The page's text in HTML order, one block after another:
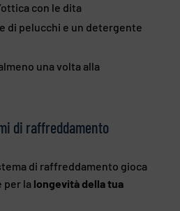
con le dita
di pelucchi e un detergente
una volta alla
di raffreddamento
di raffreddamento gioca
per la longevità della tua